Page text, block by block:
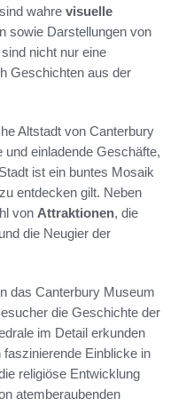
wahre visuelle
sowie Darstellungen von
nicht nur eine
Geschichten aus der
Altstadt von Canterbury
einladende Geschäfte,
ist ein buntes Mosaik
entdecken gilt. Neben
von Attraktionen, die
die Neugier der
das Canterbury Museum
die Geschichte der
im Detail erkunden
Einblicke in
religiöse Entwicklung
atemberaubenden